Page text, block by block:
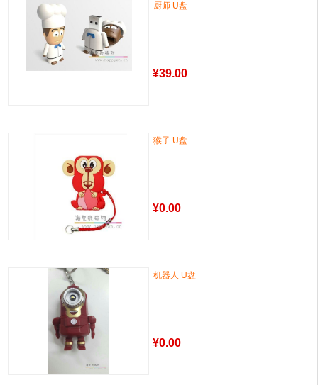
厨师 U盘
¥39.00
猴子 U盘
¥0.00
机器人 U盘
¥0.00